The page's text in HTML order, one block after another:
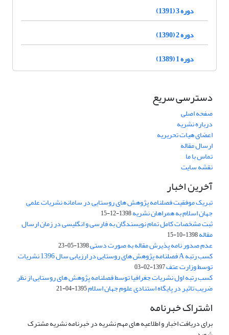
دوره 3 (1391)
دوره 2 (1390)
دوره 1 (1389)
دسترسی سریع
صفحه اصلی
درباره نشریه
اعضای هیات تحریریه
ارسال مقاله
تماس با ما
نقشه سایت
آخرین اخبار
تبریک موفقیت فصلنامه پژوهش های روستایی در سامانه نشریات علمی
جهان اسلام به همراهان نشریه1398-12-15
ثبت مشخصات کامل تمام نویسندگان به فارسی و انگلیسی در زمان ارسال
مقاله1398-10-15
عدم صدور نامه پذیرش مقاله به صورت دستی1398-05-23
کسب رتبه A فصلنامه پژوهش های روستایی در ارزیابی سال 1396 نشریات
توسط وزارت عتف1397-02-03
کسب رتبه اول نشریات جغرافیا توسط فصلنامه پژوهش های روستایی از نظر
ضریب تاثیر در پایگاه استنادی علوم جهان اسلام1395-04-21
اشتراک خبرنامه
برای دریافت اخبار و اطلاعیه های مهم نشریه در خبرنامه نشریه مشترک